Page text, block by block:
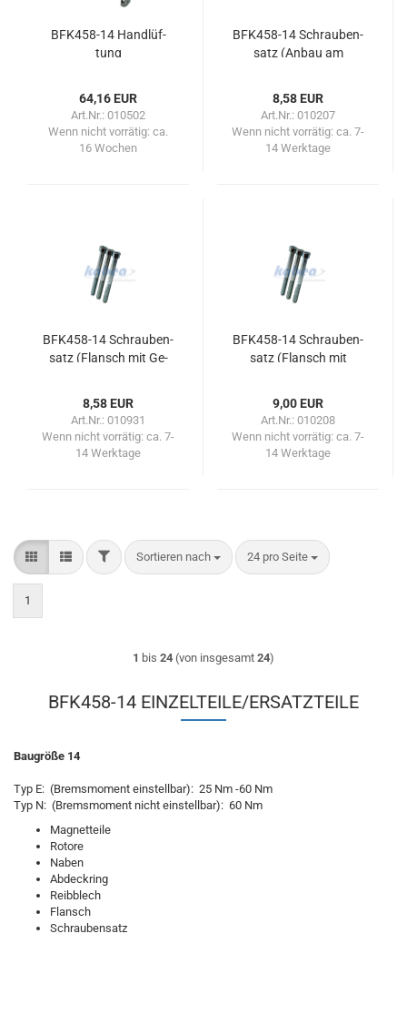
BFK458-​​14 Hand­lüf­
tung
64,16 EUR
Art.Nr.: 010502
Wenn nicht vorrätig: ca.
16 Wochen
BFK458-​​14 Schrau­ben­
satz (Anbau am
8,58 EUR
Art.Nr.: 010207
Wenn nicht vorrätig: ca. 7-
14 Werktage
BFK458-​​14 Schrau­ben­
satz (Flansch mit Ge­
8,58 EUR
Art.Nr.: 010931
Wenn nicht vorrätig: ca. 7-
14 Werktage
BFK458-​​14 Schrau­ben­
satz (Flansch mit
9,00 EUR
Art.Nr.: 010208
Wenn nicht vorrätig: ca. 7-
14 Werktage
FILTERSortieren nach
Sortieren nach 24 pro Seite
pro Seite
1
1 bis 24 (von insgesamt 24)
BFK458-14 EINZELTEILE/ERSATZTEILE
Baugröße 14
Typ E: (Bremsmoment einstellbar): 25 Nm -60 Nm
Typ N: (Bremsmoment nicht einstellbar): 60 Nm
Magnetteile
Rotore
Naben
Abdeckring
Reibblech
Flansch
Schraubensatz